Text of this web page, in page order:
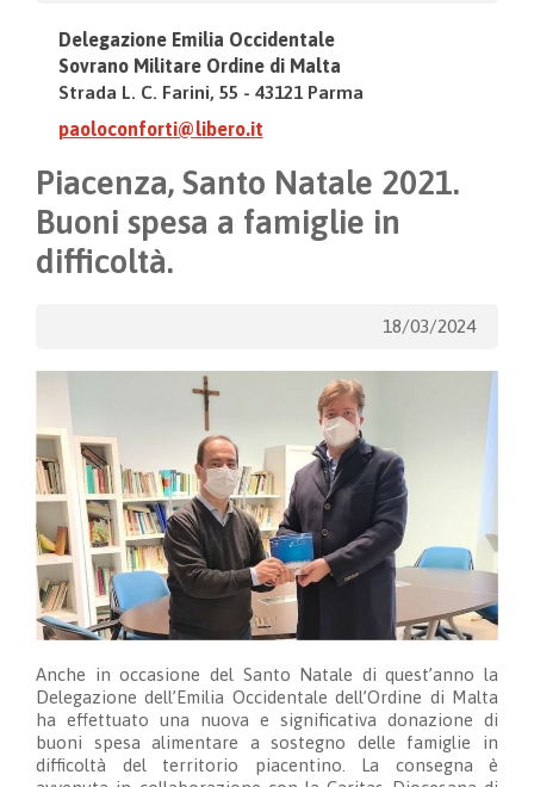
Delegazione Emilia Occidentale
Sovrano Militare Ordine di Malta
Strada L. C. Farini, 55 - 43121 Parma
paoloconforti@libero.it
Piacenza, Santo Natale 2021.
Buoni spesa a famiglie in
difficoltà.
18/03/2024
Anche in occasione del Santo Natale di quest’anno la
Delegazione dell’Emilia Occidentale dell’Ordine di Malta
ha effettuato una nuova e significativa donazione di
buoni spesa alimentare a sostegno delle famiglie in
difficoltà del territorio piacentino. La consegna è